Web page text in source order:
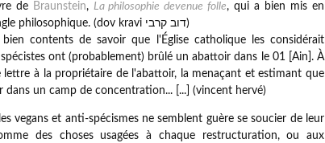
de Braunstein, La philosophie devenue folle, qui a bien mis en
évidence cette pathologie sous l'angle philosophique. (dov kravi דוב קרבי)
contents de savoir que l'Église catholique les considérait
ont (probablement) brûlé un abattoir dans le 01 [Ain]. À
lettre à la propriétaire de l'abattoir, la menaçant et estimant que
dans un camp de concentration... [...] (vincent hervé)
vegans et anti-spécismes ne semblent guère se soucier de leur
des choses usagées à chaque restructuration, ou aux